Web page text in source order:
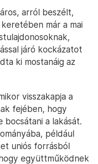
arról beszélt,
már a mai
járó kockázatot
ki mostanáig az
visszakapja a
fejében, hogy
bocsátani a lakását.
például
uniós forrásból
együttműködnek